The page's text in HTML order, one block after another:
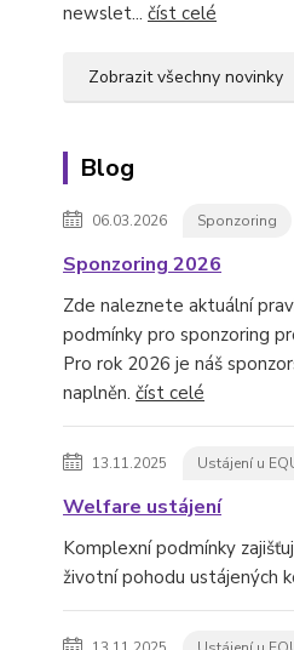
newslet... číst celé
Zobrazit všechny novinky
Blog
06.03.2026 Sponzoring
Sponzoring 2026
Zde naleznete aktuální
podmínky pro sponzoring
Pro rok 2026 je náš
naplněn. číst celé
13.11.2025 Ustájení u
Welfare ustájení
Komplexní podmínky
životní pohodu ustájených